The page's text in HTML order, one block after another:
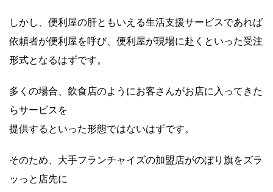
しかし、便利屋の肝ともいえる生活支援サービスであれば
依頼者が便利屋を呼び、便利屋が現場に赴くといった受注
形式となるはずです。
多くの場合、飲食店のようにお客さんがお店に入ってきた
らサービスを
提供するといった形態ではないはずです。
そのため、大手フランチャイズの加盟店がのぼり旗をズラ
ッっと店先に